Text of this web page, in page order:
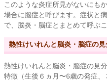
このような炎症所見がないにも
場合に脳症と呼びます。症状と
で、脳炎・脳症とまとめて呼ぶ
熱性けいれんと脳炎・脳症の
熱性けいれんと脳炎・脳症の見
特徴（生後６ヵ月〜6歳の発症